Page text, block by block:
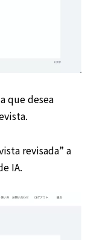
que desea
revisada” a
IA.